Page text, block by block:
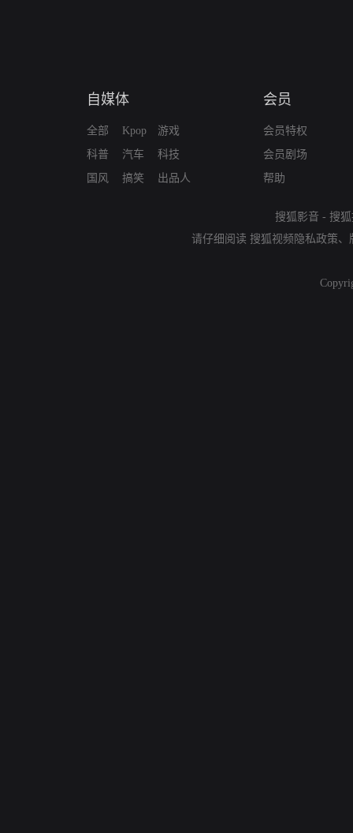
自媒体
全部
科普
国风
Kpop
汽车
搞笑
游戏
科技
出品人
会员
会员特权
会员剧场
帮助
搜狐影音 - 搜
请仔细阅读 搜狐视频隐私政策、